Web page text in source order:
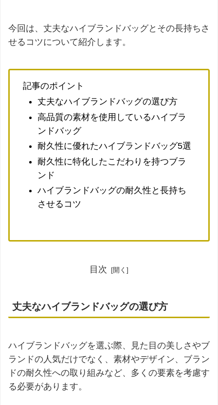
今回は、丈夫なハイブランドバッグとその長持ちさ
せるコツについて紹介します。
記事のポイント
丈夫なハイブランドバッグの選び方
高品質の素材を使用しているハイブラ
ンドバッグ
耐久性に優れたハイブランドバッグ5選
耐久性に特化したこだわりを持つブラ
ンド
ハイブランドバッグの耐久性と長持ち
させるコツ
目次
丈夫なハイブランドバッグの選び方
ハイブランドバッグを選ぶ際、見た目の美しさやブ
ランドの人気だけでなく、素材やデザイン、ブラン
ドの耐久性への取り組みなど、多くの要素を考慮す
る必要があります。